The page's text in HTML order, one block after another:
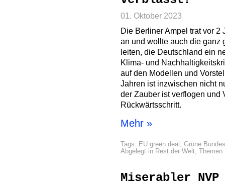
01. Oktober 2023
Die Berliner Ampel trat vor
an und wollte auch die ganz
leiten, die Deutschland ein
Klima- und
auf den Modellen und
Jahren ist inzwischen nicht
der Zauber ist verflogen und
Rückwärtsschritt.
Mehr »
Tags: EU green deal , Grüne
Abgelegt in Rest der Welt, Themen
Miserabler